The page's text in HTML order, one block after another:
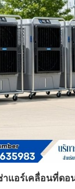
าแอร์เคลื่อนที่ดอ